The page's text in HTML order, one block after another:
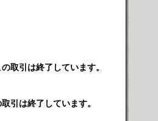
の取引は終了しています。
引は終了しています。